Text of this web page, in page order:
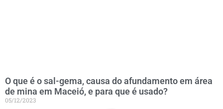
O que é o sal-gema, causa do afundamento em área
de mina em Maceió, e para que é usado?
05/12/2023